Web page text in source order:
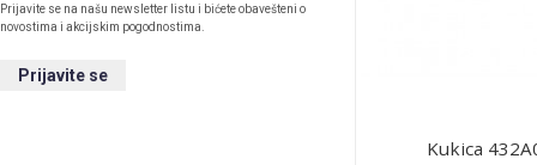
Prijavite se na našu newsletter listu i bićete obavešteni o
novostima i akcijskim pogodnostima.
Kukica